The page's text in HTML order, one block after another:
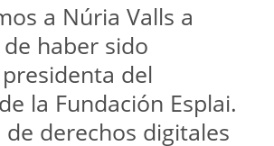
a Núria Valls a
haber sido
del
la Fundación Esplai.
de derechos digitales